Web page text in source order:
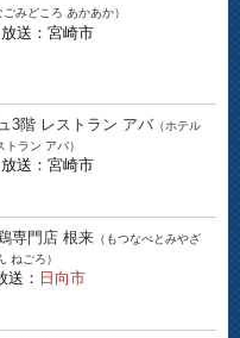
ごみどころ あかあか）
送：宮崎市
3階 レストラン アバ （ホテル
ラン アバ）
送：宮崎市
専門店 根来 （もつなべとみやざ
ねごろ）
送： 日向市